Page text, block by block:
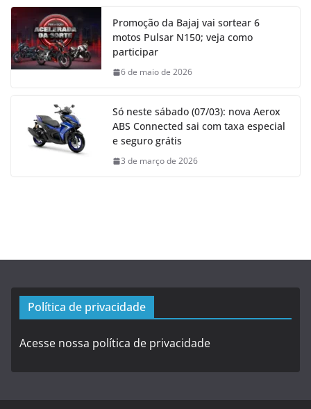
Promoção da Bajaj vai sortear 6
motos Pulsar N150; veja como
participar
6 de maio de 2026
Só neste sábado (07/03): nova Aerox
ABS Connected sai com taxa especial
e seguro grátis
3 de março de 2026
Política de privacidade
Acesse nossa política de privacidade